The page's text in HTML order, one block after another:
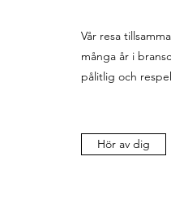
Vår resa
många år i
pålitlig och
Hör av dig